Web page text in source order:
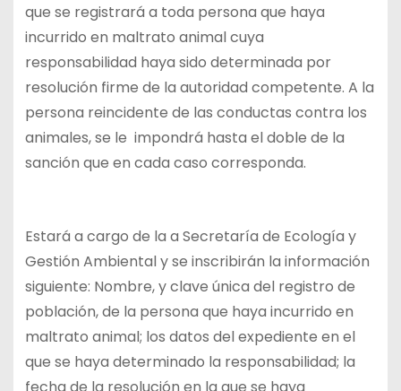
que se registrará a toda persona que haya
incurrido en maltrato animal cuya
responsabilidad haya sido determinada por
resolución firme de la autoridad competente. A la
persona reincidente de las conductas contra los
animales, se le impondrá hasta el doble de la
sanción que en cada caso corresponda.
Estará a cargo de la a Secretaría de Ecología y
Gestión Ambiental y se inscribirán la información
siguiente: Nombre, y clave única del registro de
población, de la persona que haya incurrido en
maltrato animal; los datos del expediente en el
que se haya determinado la responsabilidad; la
fecha de la resolución en la que se haya